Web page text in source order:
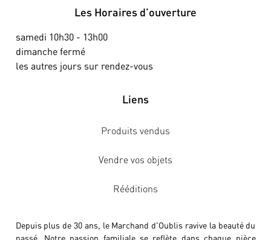
Les Horaires d’ouverture
samedi 10h30 - 13h00
dimanche fermé
les autres jours sur rendez-vous
Liens
Produits vendus
Vendre vos objets
Rééditions
Depuis plus de 30 ans, le Marchand d'Oublis ravive la beauté du
passé. Notre passion familiale se reflète dans chaque pièce